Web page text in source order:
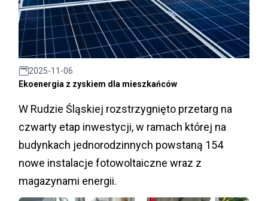
2025-11-06
Ekoenergia z zyskiem dla mieszkańców
W Rudzie Śląskiej rozstrzygnięto przetarg na
czwarty etap inwestycji, w ramach której na
budynkach jednorodzinnych powstaną 154
nowe instalacje fotowoltaiczne wraz z
magazynami energii.